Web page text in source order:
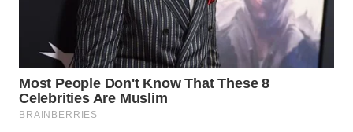
LABUANBAJO
WN
BORNEO
Wahana
Media